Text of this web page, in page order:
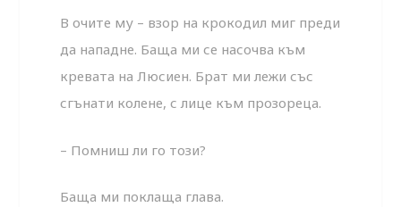
В очите му – взор на крокодил миг преди
да нападне. Баща ми се насочва към
кревата на Люсиен. Брат ми лежи със
сгънати колене, с лице към прозореца.
– Помниш ли го този?
Баща ми поклаща глава.